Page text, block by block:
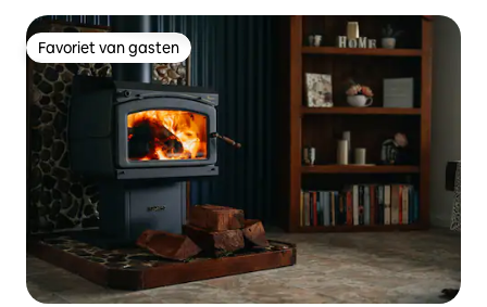
Favoriet van gasten
Favoriet van gasten